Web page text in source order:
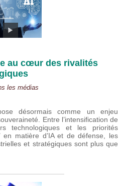
au cœur des rivalités
les médias
désormais comme un enjeu
Entre l’intensification de
technologiques et les priorités
matière d’IA et de défense, les
et stratégiques sont plus que